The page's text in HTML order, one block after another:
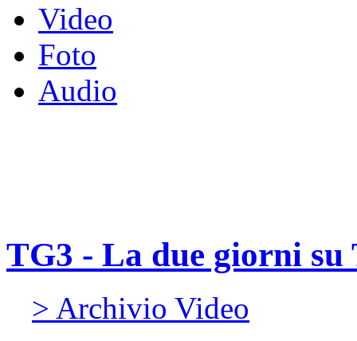
Video
Foto
Audio
TG3 - La due giorni su
> Archivio Video